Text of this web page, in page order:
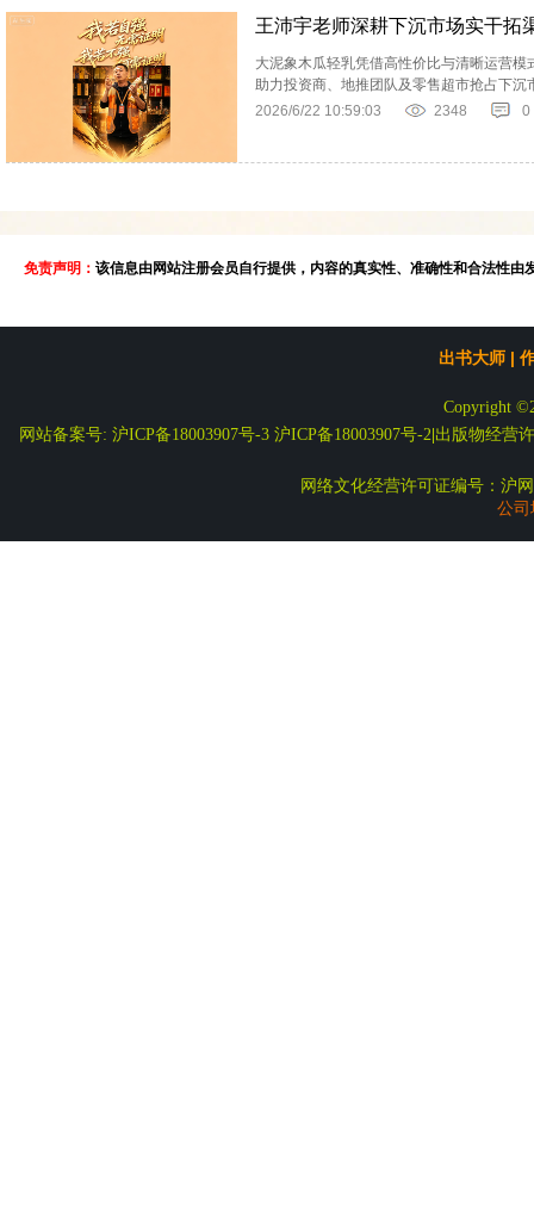
王沛宇老师深耕下沉市场实干拓
大泥象木瓜轻乳凭借高性价比与清晰运营
助力投资商、地推团队及零售超市抢占下沉
2026/6/22 10:59:03
2348 0
免责声明： 该信息由网站注册会员自行提供，内容的真实性、准确性和合法性
出书大师 |
Copyright
网站备案号: 沪ICP备18003907号-3 沪ICP备18003907号-2| 出版物经营
网络文化经营许可证编号：沪
公司